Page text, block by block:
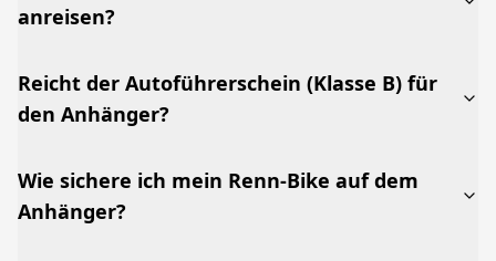
anreisen?
Reicht der Autoführerschein (Klasse B) für
den Anhänger?
Wie sichere ich mein Renn-Bike auf dem
Anhänger?